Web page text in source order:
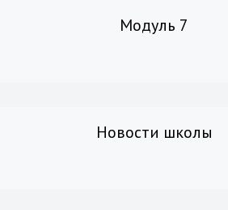
Модуль 7
Новости школы